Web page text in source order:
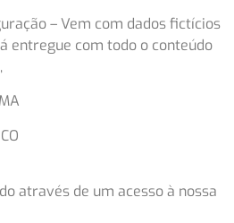
– Vem com dados fictícios
entregue com todo o conteúdo
através de um acesso à nossa